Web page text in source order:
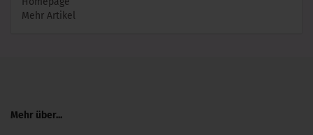
Mehr Artikel
Mehr über...